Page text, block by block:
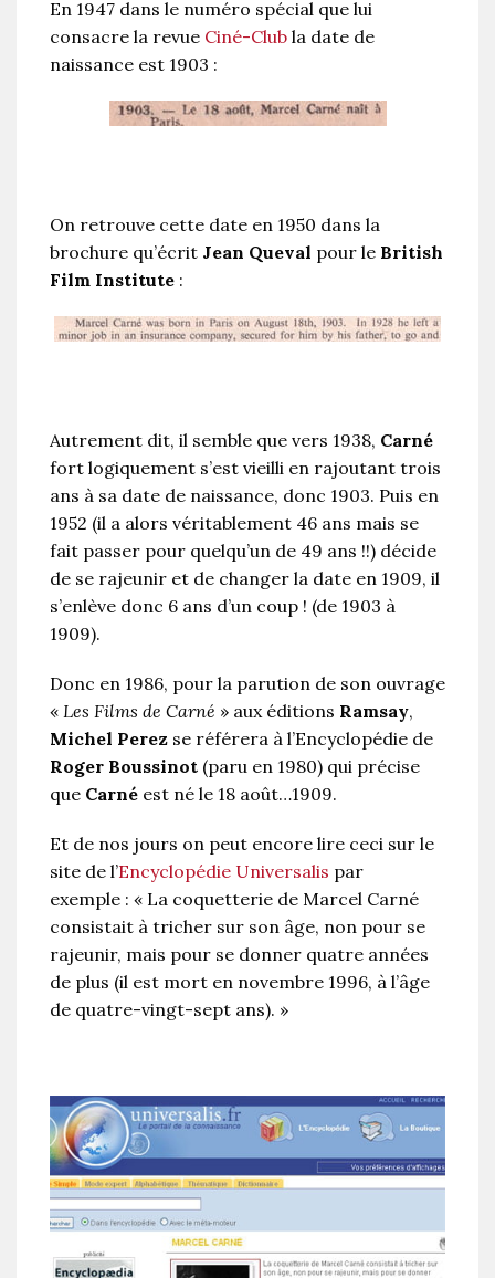
En 1947 dans le numéro spécial que lui
consacre la revue Ciné-Club la date de
naissance est 1903 :
On retrouve cette date en 1950 dans la
brochure qu’écrit Jean Queval pour le British
Film Institute :
Autrement dit, il semble que vers 1938, Carné
fort logiquement s’est vieilli en rajoutant trois
ans à sa date de naissance, donc 1903. Puis en
1952 (il a alors véritablement 46 ans mais se
fait passer pour quelqu’un de 49 ans !!) décide
de se rajeunir et de changer la date en 1909, il
s’enlève donc 6 ans d’un coup ! (de 1903 à
1909).
Donc en 1986, pour la parution de son ouvrage
« Les Films de Carné » aux éditions Ramsay,
Michel Perez se référera à l’Encyclopédie de
Roger Boussinot (paru en 1980) qui précise
que Carné est né le 18 août…1909.
Et de nos jours on peut encore lire ceci sur le
site de l’Encyclopédie Universalis par
exemple : « La coquetterie de Marcel Carné
consistait à tricher sur son âge, non pour se
rajeunir, mais pour se donner quatre années
de plus (il est mort en novembre 1996, à l’âge
de quatre-vingt-sept ans). »